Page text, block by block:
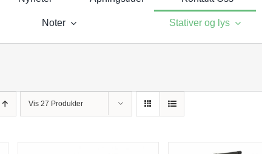
Noter Stativer og lys
Vis 27 Produkter